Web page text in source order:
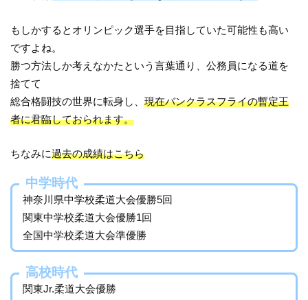
もしかするとオリンピック選手を目指していた可能性も高い
ですよね。
勝つ方法しか考えなかたという言葉通り、公務員になる道を
捨てて
総合格闘技の世界に転身し、現在バンクラスフライの暫定王
者に君臨しておられます。
ちなみに過去の成績はこちら
中学時代
神奈川県中学校柔道大会優勝5回
関東中学校柔道大会優勝1回
全国中学校柔道大会準優勝
高校時代
関東Jr.柔道大会優勝